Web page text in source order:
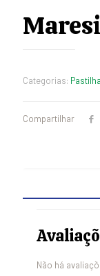
Categorias:
Compartilhar
Não há